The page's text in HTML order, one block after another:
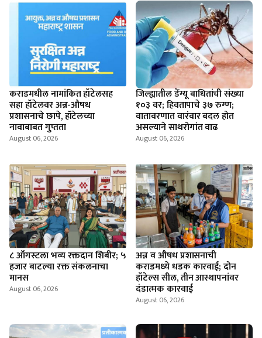
कराडमधील नामांकित हॉटेलसह
सहा हॉटेलवर अन्न-औषध
प्रशासनाचे छापे, हॉटेलच्या
नावाबाबत गुप्तता
August 06, 2026
जिल्ह्यातील डेंग्यू बाधितांची संख्या
१०३ वर; हिवतापाचे ३७ रुग्ण;
वातावरणात वारंवार बदल होत
असल्याने साथरोगांत वाढ
August 06, 2026
८ ऑगस्टला भव्य रक्तदान शिबीर; ५
हजार बाटल्या रक्त संकलनाचा
मानस
August 06, 2026
अन्न व औषध प्रशासनाची
कराडमध्ये धडक कारवाई; दोन
हॉटेल्स सील, तीन आस्थापनांवर
दंडात्मक कारवाई
August 06, 2026